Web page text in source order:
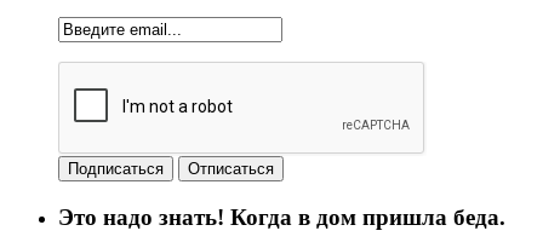
Это надо знать! Когда в дом пришла беда.